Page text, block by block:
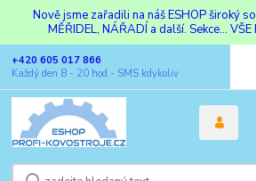
Nově jsme zařadili na náš ESHOP široký
MĚŘIDEL, NÁŘADÍ a další. Sekce... VŠE
+420 605 017 866
Každý den 8 - 20 hod - SMS kdykoliv